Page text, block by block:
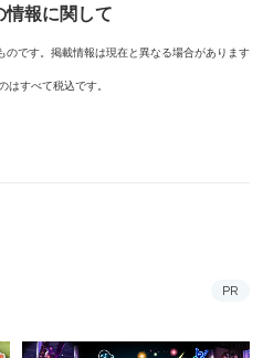
報に関して
です。掲載情報は現在と異なる場合があります
すべて税込です。
PR